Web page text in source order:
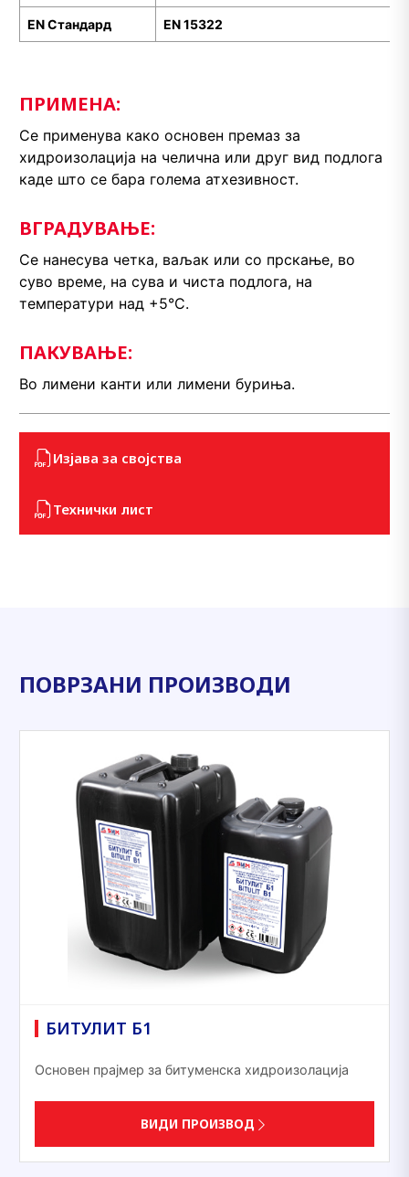
ENСтандард EN 15322
ПРИМЕНА:
Се применува како основен премаз за
хидроизолација на челична или друг вид подлога
каде што се бара голема атхезивност.
ВГРАДУВАЊЕ:
Се нанесува четка, ваљак или со прскање, во
суво време, на сува и чиста подлога, на
температури над +5°С.
ПАКУВАЊЕ:
Во лимени канти или лимени буриња.
Изјава за својства
Технички лист
ПОВРЗАНИ ПРОИЗВОДИ
БИТУЛИТ Б1
Основен прајмер за битуменска хидроизолација
ВИДИ ПРОИЗВОД